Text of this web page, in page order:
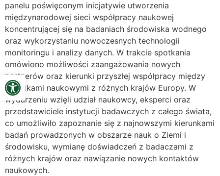
Open toolbar
panelu poświęconym inicjatywie utworzenia
międzynarodowej sieci współpracy naukowej
koncentrującej się na badaniach środowiska wodnego
oraz wykorzystaniu nowoczesnych technologii
monitoringu i analizy danych. W trakcie spotkania
omówiono możliwości zaangażowania nowych
partnerów oraz kierunki przyszłej współpracy między
ośrodkami naukowymi z różnych krajów Europy. W
wydarzeniu wzięli udział naukowcy, eksperci oraz
przedstawiciele instytucji badawczych z całego świata,
co umożliwiło zapoznanie się z najnowszymi kierunkami
badań prowadzonych w obszarze nauk o Ziemi i
środowisku, wymianę doświadczeń z badaczami z
różnych krajów oraz nawiązanie nowych kontaktów
naukowych.